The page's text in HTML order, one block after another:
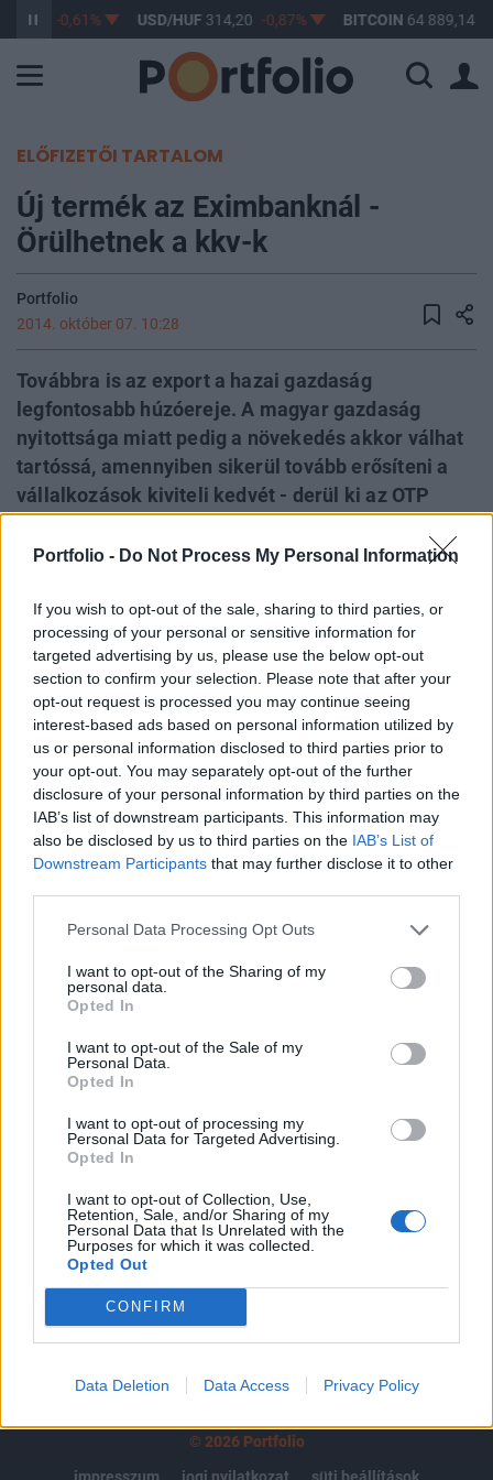
Portfolio - Do Not Process My Personal Information
If you wish to opt-out of the sale, sharing to third parties, or
processing of your personal or sensitive information for
targeted advertising by us, please use the below opt-out
section to confirm your selection. Please note that after your
opt-out request is processed you may continue seeing
interest-based ads based on personal information utilized by
us or personal information disclosed to third parties prior to
your opt-out. You may separately opt-out of the further
disclosure of your personal information by third parties on the
IAB’s list of downstream participants. This information may
also be disclosed by us to third parties on the IAB’s List of
Downstream Participants that may further disclose it to other
Personal Data Processing Opt Outs
I want to opt-out of the Sharing of my
personal data.
Opted In
I want to opt-out of the Sale of my
Personal Data.
Opted In
I want to opt-out of processing my
Personal Data for Targeted Advertising.
Opted In
I want to opt-out of Collection, Use,
Retention, Sale, and/or Sharing of my
Personal Data that Is Unrelated with the
Purposes for which it was collected.
Opted Out
CONFIRM
Data Deletion Data Access Privacy Policy
-0,61% USD/HUF 314,20 -0,87% BITCOIN 64 889,14
ELŐFIZETŐI TARTALOM
Új termék az Eximbanknál -
Örülhetnek a kkv-k
Portfolio
2014. október 07. 10:28
Továbbra is az export a hazai gazdaság
legfontosabb húzóereje. A magyar gazdaság
nyitottsága miatt pedig a növekedés akkor válhat
tartóssá, amennyiben sikerül tovább erősíteni a
vállalkozások kiviteli kedvét - derül ki az OTP
juthat a piacon hamarosan debütáló Exim Kártya,
hogy kedvezményes finanszírozási eszközökkel
javítsák nemzetközi versenyképességüket.
Portfolio Export 2014Többek között erről és ehhez hasonló
témákról is szó lesz a november 5-én megrendezésre kerülő
Export konferenciánkon.Információ és jelentkezés
Továbbra is Magyarország gazdasága a legnyitottabb a
kelet-közép európai régió országai között, ez az adottsága
pedig a következő évekre is kijelöli a fejlődés irányát. A
hazai külkereskedelmi...
KEDVES OLVASÓNK!
tartozik, melynek olvasása előfizetéses
regisztrációhoz kötött.
Az előfizetés a következőket tartalmazza:
Portfolio.hu teljes cikkarchívum
kötéslistái
MÁR ELŐFIZETŐNK VAGY?
© 2026 Portfolio
impresszum
jogi nyilatkozat süti beállítások